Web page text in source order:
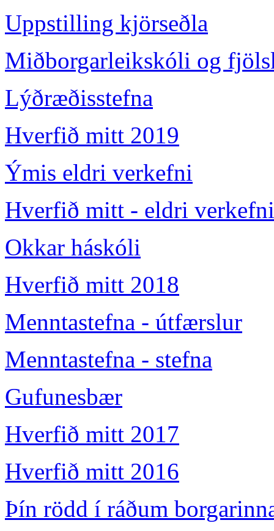
Uppstilling kjörseðla
Miðborgarleikskóli og
Lýðræðisstefna
Hverfið mitt 2019
Ýmis eldri verkefni
Hverfið mitt - eldri verkefni
Okkar háskóli
Hverfið mitt 2018
Menntastefna - útfærslur
Menntastefna - stefna
Gufunesbær
Hverfið mitt 2017
Hverfið mitt 2016
Þín rödd í ráðum